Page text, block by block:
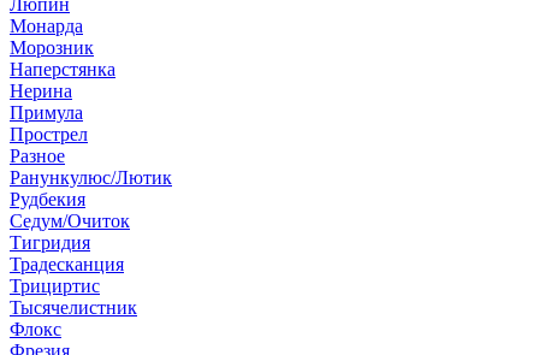
Люпин
Монарда
Морозник
Наперстянка
Нерина
Примула
Прострел
Разное
Ранункулюс/Лютик
Рудбекия
Седум/Очиток
Тигридия
Традесканция
Трициртис
Тысячелистник
Флокс
Фрезия